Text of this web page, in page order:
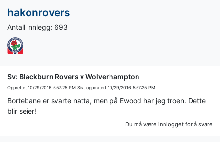
hakonrovers
Antall innlegg: 693
Sv: Blackburn Rovers v Wolverhampton
Opprettet 10/29/2016 5:57:25 PM Sist oppdatert 10/29/2016 5:57:25 PM
Bortebane er svarte natta, men på Ewood har jeg troen. Dette
blir seier!
Du må være innlogget for å svare